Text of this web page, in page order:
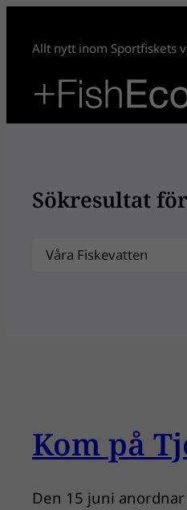
innehåll
Allt nytt inom Sportfiskets
Sökresultat
Sök
Kom på
Den 15 juni